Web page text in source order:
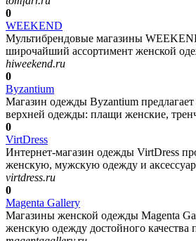
0
WEEKEND
Мультибрендовые магазины
широчайший ассортимент женской
hiweekend.ru
0
Byzantium
Магазин одежды Byzantium
верхней одежды: плащи женские,
0
VirtDress
Интернет-магазин одежды VirtDress
женскую, мужскую одежду и
virtdress.ru
0
Magenta Gallery
Магазины женской одежды Magenta
женскую одежду достойного качества